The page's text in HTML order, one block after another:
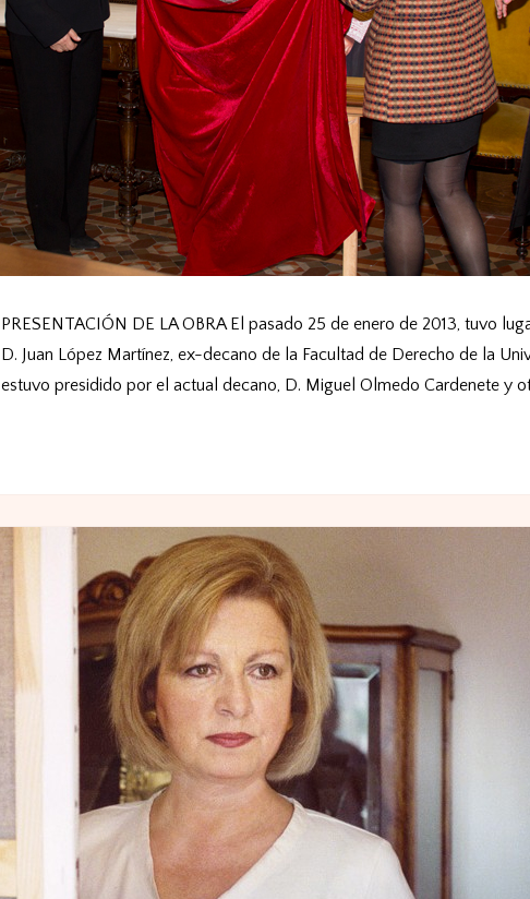
PRESENTACIÓN DE LA OBRA El pasado 25 de enero de 2013, tuvo
D. Juan López Martínez, ex-decano de la Facultad de Derecho de la
estuvo presidido por el actual decano, D. Miguel Olmedo Cardenete y